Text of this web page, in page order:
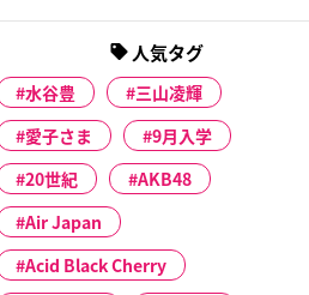
人気タグ
水谷豊
三山凌輝
愛子さま
9月入学
20世紀
AKB48
Air Japan
Acid Black Cherry